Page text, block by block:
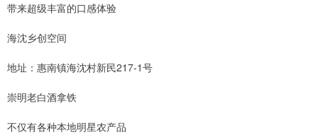
带来超级丰富的口感体验
海沈乡创空间
地址：惠南镇海沈村新民217-1号
崇明老白酒拿铁
不仅有各种本地明星农产品